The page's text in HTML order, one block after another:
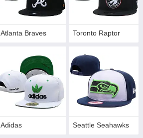
Atlanta Braves Toronto Raptor
Adidas Seattle Seahawks